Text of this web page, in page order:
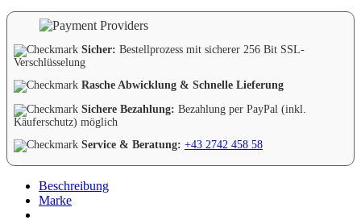
Sicher: Bestellprozess mit sicherer 256 Bit SSL-
Verschlüsselung
Rasche Abwicklung & Schnelle Lieferung
Sichere Bezahlung: Bezahlung per PayPal (inkl.
Käuferschutz) möglich
Service & Beratung: +43 2742 458 58
Beschreibung
Marke